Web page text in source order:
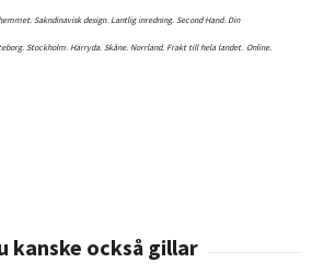
Sakndinavisk design. Lantlig inredning. Second Hand. Din
Stockholm. Härryda. Skåne. Norrland. Frakt till hela landet. Online.